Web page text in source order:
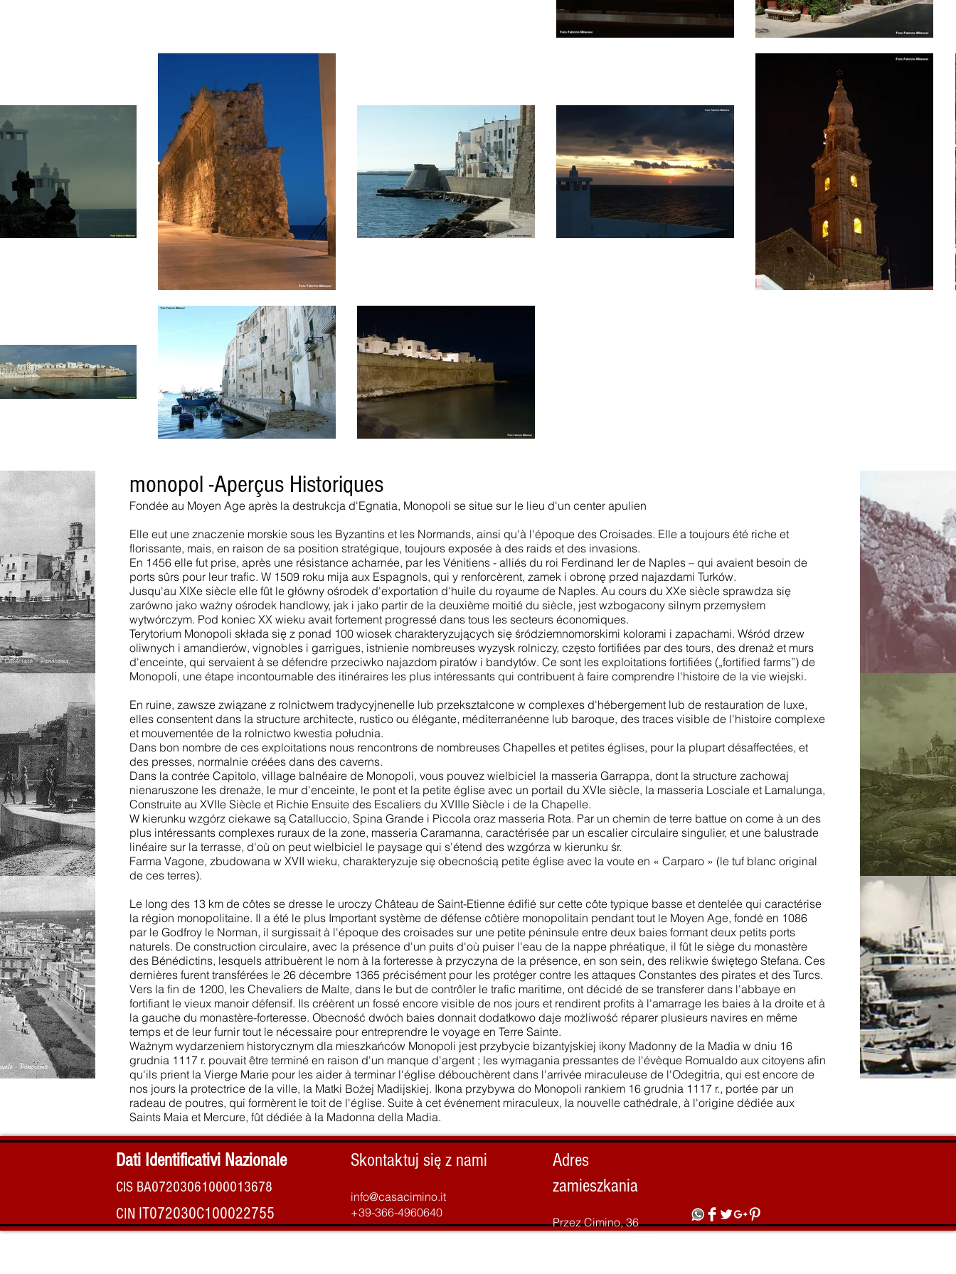
monopol -Aperçus Historiques
Fondée au Moyen Age après la destrukcja d'Egnatia, Monopoli se situe sur le lieu d'un center apulien
Elle eut une znaczenie morskie sous les Byzantins et les Normands, ainsi qu'à l'époque des Croisades. Elle a toujours été riche et
florissante, mais, en raison de sa position stratégique, toujours exposée à des raids et des invasions.
En 1456 elle fut prise, après une résistance acharnée, par les Vénitiens - alliés du roi Ferdinand Ier de Naples – qui avaient besoin de
ports sûrs pour leur trafic. W 1509 roku mija aux Espagnols, qui y renforcèrent, zamek i obronę przed najazdami Turków.
Jusqu'au XIXe siècle elle fût le główny ośrodek d'exportation d'huile du royaume de Naples. Au cours du XXe siècle sprawdza się
zarówno jako ważny ośrodek handlowy, jak i jako partir de la deuxième moitié du siècle, jest wzbogacony silnym przemysłem
wytwórczym. Pod koniec XX wieku avait fortement progressé dans tous les secteurs économiques.
Terytorium Monopoli składa się z ponad 100 wiosek charakteryzujących się śródziemnomorskimi kolorami i zapachami. Wśród drzew
oliwnych i amandierów, vignobles i garrigues, istnienie nombreuses wyzysk rolniczy, często fortifiées par des tours, des drenaż et murs
d'enceinte, qui servaient à se défendre przeciwko najazdom piratów i bandytów. Ce sont les exploitations fortifiées („fortified farms”) de
Monopoli, une étape incontournable des itinéraires les plus intéressants qui contribuent à faire comprendre l'histoire de la vie wiejski.
En ruine, zawsze związane z rolnictwem tradycyjnenelle lub przekształcone w complexes d'hébergement lub de restauration de luxe,
elles consentent dans la structure architecte, rustico ou élégante, méditerranéenne lub baroque, des traces visible de l'histoire complexe
et mouvementée de la rolnictwo kwestia południa.
Dans bon nombre de ces exploitations nous rencontrons de nombreuses Chapelles et petites églises, pour la plupart désaffectées, et
des presses, normalnie créées dans des caverns.
Dans la contrée Capitolo, village balnéaire de Monopoli, vous pouvez wielbiciel la masseria Garrappa, dont la structure zachowaj
nienaruszone les drenaże, le mur d'enceinte, le pont et la petite église avec un portail du XVIe siècle, la masseria Losciale et Lamalunga,
Construite au XVIIe Siècle et Richie Ensuite des Escaliers du XVIIIe Siècle i de la Chapelle.
W kierunku wzgórz ciekawe są Catalluccio, Spina Grande i Piccola oraz masseria Rota. Par un chemin de terre battue on come à un des
plus intéressants complexes ruraux de la zone, masseria Caramanna, caractérisée par un escalier circulaire singulier, et une balustrade
linéaire sur la terrasse, d'où on peut wielbiciel le paysage qui s'étend des wzgórza w kierunku śr.
Farma Vagone, zbudowana w XVII wieku, charakteryzuje się obecnością petite église avec la voute en « Carparo » (le tuf blanc original
de ces terres).
Le long des 13 km de côtes se dresse le uroczy Château de Saint-Etienne édifié sur cette côte typique basse et dentelée qui caractérise
la région monopolitaine. Il a été le plus Important système de défense côtière monopolitain pendant tout le Moyen Age, fondé en 1086
par le Godfroy le Norman, il surgissait à l'époque des croisades sur une petite péninsule entre deux baies formant deux petits ports
naturels. De construction circulaire, avec la présence d'un puits d'où puiser l'eau de la nappe phréatique, il fût le siège du monastère
des Bénédictins, lesquels attribuèrent le nom à la forteresse à przyczyna de la présence, en son sein, des relikwie świętego Stefana. Ces
dernières furent transférées le 26 décembre 1365 précisément pour les protéger contre les attaques Constantes des pirates et des Turcs.
Vers la fin de 1200, les Chevaliers de Malte, dans le but de contrôler le trafic maritime, ont décidé de se transferer dans l'abbaye en
fortifiant le vieux manoir défensif. Ils créèrent un fossé encore visible de nos jours et rendirent profits à l'amarrage les baies à la droite et à
la gauche du monastère-forteresse. Obecność dwóch baies donnait dodatkowo daje możliwość réparer plusieurs navires en même
temps et de leur furnir tout le nécessaire pour entreprendre le voyage en Terre Sainte.
Ważnym wydarzeniem historycznym dla mieszkańców Monopoli jest przybycie bizantyjskiej ikony Madonny de la Madia w dniu 16
grudnia 1117 r. pouvait être terminé en raison d'un manque d'argent ; les wymagania pressantes de l'évèque Romualdo aux citoyens afin
qu'ils prient la Vierge Marie pour les aider à terminar l'église débouchèrent dans l'arrivée miraculeuse de l'Odegitria, qui est encore de
nos jours la protectrice de la ville, la Matki Bożej Madijskiej. Ikona przybywa do Monopoli rankiem 16 grudnia 1117 r., portée par un
radeau de poutres, qui formèrent le toit de l'église. Suite à cet événement miraculeux, la nouvelle cathédrale, à l'origine dédiée aux
Saints Maia et Mercure, fût dédiée à la Madonna della Madia.
Skontaktuj się z nami
info@casacimino.it
+39-366-4960640
Adres
zamieszkania
Przez Cimino, 36
Dati Identificativi Nazionale
CIS BA07203061000013678
CIN IT072030C100022755